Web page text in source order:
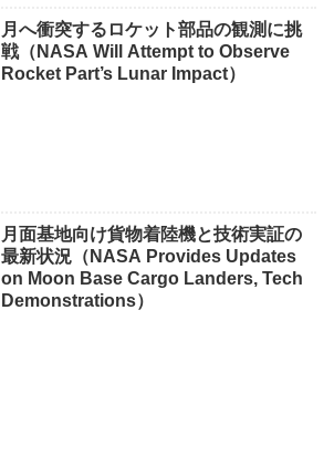
月へ衝突するロケット部品の観測に挑
戦（NASA Will Attempt to Observe
Rocket Part’s Lunar Impact）
月面基地向け貨物着陸機と技術実証の
最新状況（NASA Provides Updates
on Moon Base Cargo Landers, Tech
Demonstrations）